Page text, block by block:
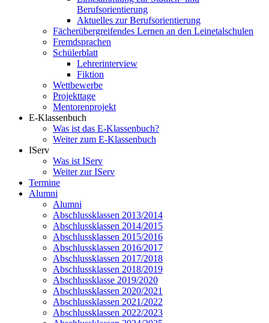
Berufsorientierung
Aktuelles zur Berufsorientierung
Fächerübergreifendes Lernen an den Leinetalschulen
Fremdsprachen
Schülerblatt
Lehrerinterview
Fiktion
Wettbewerbe
Projekttage
Mentorenprojekt
E-Klassenbuch
Was ist das E-Klassenbuch?
Weiter zum E-Klassenbuch
IServ
Was ist IServ
Weiter zur IServ
Termine
Alumni
Alumni
Abschlussklassen 2013/2014
Abschlussklassen 2014/2015
Abschlussklassen 2015/2016
Abschlussklassen 2016/2017
Abschlussklassen 2017/2018
Abschlussklassen 2018/2019
Abschlussklasse 2019/2020
Abschlussklassen 2020/2021
Abschlussklassen 2021/2022
Abschlussklassen 2022/2023